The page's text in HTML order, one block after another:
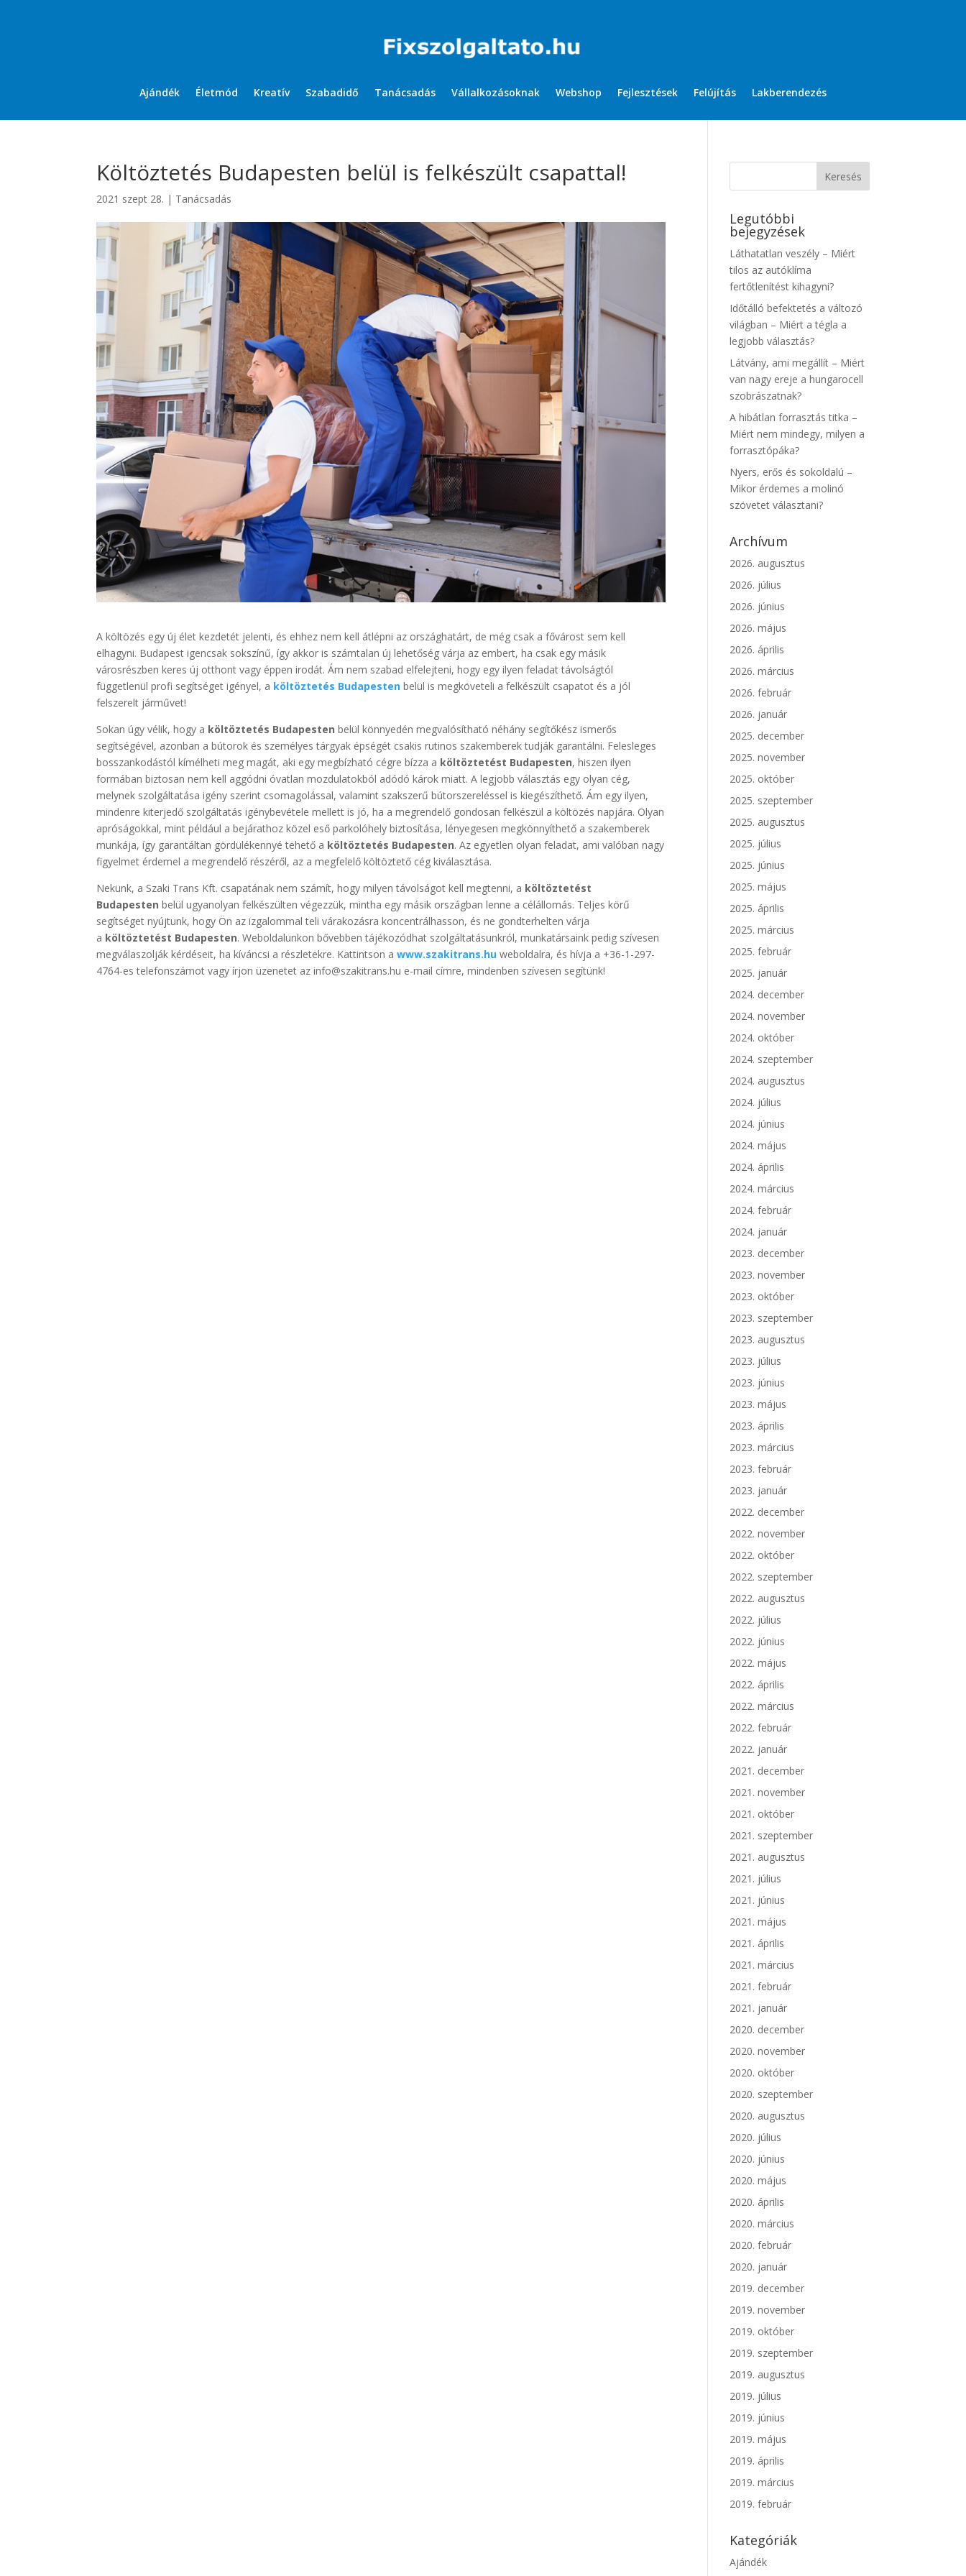
Ajándék Életmód Kreatív Szabadidő Tanácsadás Vállalkozásoknak Webshop Fejlesztések Felújítás Lakberendezés
Költöztetés Budapesten belül is felkészült csapattal!
2021 szept 28. | Tanácsadás
A költözés egy új élet kezdetét jelenti, és ehhez nem kell átlépni az országhatárt, de még csak a fővárost sem kell
elhagyni. Budapest igencsak sokszínű, így akkor is számtalan új lehetőség várja az embert, ha csak egy másik
városrészben keres új otthont vagy éppen irodát. Ám nem szabad elfelejteni, hogy egy ilyen feladat távolságtól
függetlenül profi segítséget igényel, a költöztetés Budapesten belül is megköveteli a felkészült csapatot és a jól
felszerelt járművet!
Sokan úgy vélik, hogy a költöztetés Budapesten belül könnyedén megvalósítható néhány segítőkész ismerős
segítségével, azonban a bútorok és személyes tárgyak épségét csakis rutinos szakemberek tudják garantálni. Felesleges
bosszankodástól kímélheti meg magát, aki egy megbízható cégre bízza a költöztetést Budapesten, hiszen ilyen
formában biztosan nem kell aggódni óvatlan mozdulatokból adódó károk miatt. A legjobb választás egy olyan cég,
melynek szolgáltatása igény szerint csomagolással, valamint szakszerű bútorszereléssel is kiegészíthető. Ám egy ilyen,
mindenre kiterjedő szolgáltatás igénybevétele mellett is jó, ha a megrendelő gondosan felkészül a költözés napjára. Olyan
apróságokkal, mint például a bejárathoz közel eső parkolóhely biztosítása, lényegesen megkönnyíthető a szakemberek
munkája, így garantáltan gördülékennyé tehető a költöztetés Budapesten. Az egyetlen olyan feladat, ami valóban nagy
figyelmet érdemel a megrendelő részéről, az a megfelelő költöztető cég kiválasztása.
Nekünk, a Szaki Trans Kft. csapatának nem számít, hogy milyen távolságot kell megtenni, a költöztetést
Budapesten belül ugyanolyan felkészülten végezzük, mintha egy másik országban lenne a célállomás. Teljes körű
segítséget nyújtunk, hogy Ön az izgalommal teli várakozásra koncentrálhasson, és ne gondterhelten várja
a költöztetést Budapesten. Weboldalunkon bővebben tájékozódhat szolgáltatásunkról, munkatársaink pedig szívesen
megválaszolják kérdéseit, ha kíváncsi a részletekre. Kattintson awww.szakitrans.hu weboldalra, és hívja a +36-1-297-
4764-es telefonszámot vagy írjon üzenetet az info@szakitrans.hu e-mail címre, mindenben szívesen segítünk!
Legutóbbi
bejegyzések
Láthatatlan veszély – Miért
tilos az autóklíma
fertőtlenítést kihagyni?
Időtálló befektetés a változó
világban – Miért a tégla a
legjobb választás?
Látvány, ami megállít – Miért
van nagy ereje a hungarocell
szobrászatnak?
A hibátlan forrasztás titka –
Miért nem mindegy, milyen a
forrasztópáka?
Nyers, erős és sokoldalú –
Mikor érdemes a molinó
szövetet választani?
Archívum
2026. augusztus
2026. július
2026. június
2026. május
2026. április
2026. március
2026. február
2026. január
2025. december
2025. november
2025. október
2025. szeptember
2025. augusztus
2025. július
2025. június
2025. május
2025. április
2025. március
2025. február
2025. január
2024. december
2024. november
2024. október
2024. szeptember
2024. augusztus
2024. július
2024. június
2024. május
2024. április
2024. március
2024. február
2024. január
2023. december
2023. november
2023. október
2023. szeptember
2023. augusztus
2023. július
2023. június
2023. május
2023. április
2023. március
2023. február
2023. január
2022. december
2022. november
2022. október
2022. szeptember
2022. augusztus
2022. július
2022. június
2022. május
2022. április
2022. március
2022. február
2022. január
2021. december
2021. november
2021. október
2021. szeptember
2021. augusztus
2021. július
2021. június
2021. május
2021. április
2021. március
2021. február
2021. január
2020. december
2020. november
2020. október
2020. szeptember
2020. augusztus
2020. július
2020. június
2020. május
2020. április
2020. március
2020. február
2020. január
2019. december
2019. november
2019. október
2019. szeptember
2019. augusztus
2019. július
2019. június
2019. május
2019. április
2019. március
2019. február
Kategóriák
Ajándék